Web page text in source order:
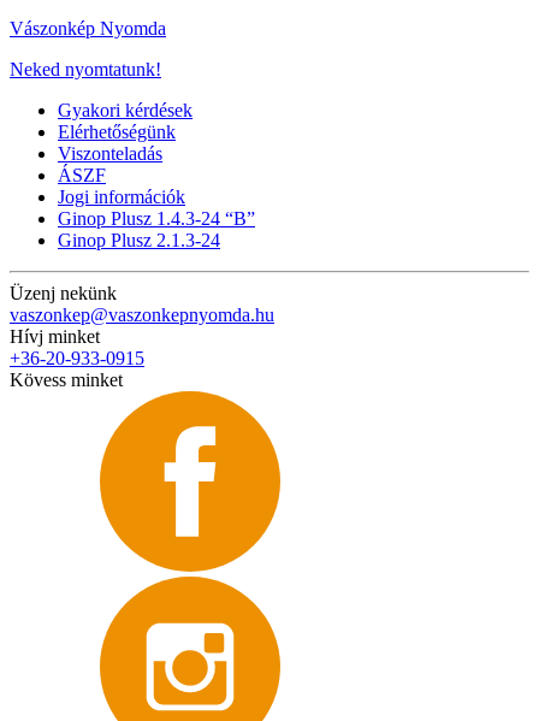
Vászonkép Nyomda
Neked nyomtatunk!
Gyakori kérdések
Elérhetőségünk
Viszonteladás
ÁSZF
Jogi információk
Ginop Plusz 1.4.3-24 “B”
Ginop Plusz 2.1.3-24
Üzenj nekünk
vaszonkep@vaszonkepnyomda.hu
Hívj minket
+36-20-933-0915
Kövess minket